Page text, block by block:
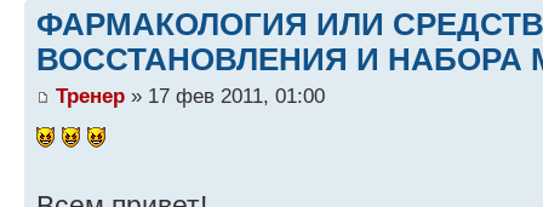
ФАРМАКОЛОГИЯ ИЛИ
ВОССТАНОВЛЕНИЯ И НАБОРА
Тренер » 17 фев 2011, 01:00